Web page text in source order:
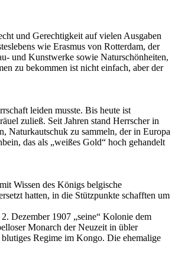
und Gerechtigkeit auf vielen Ausgaben
wie Erasmus von Rotterdam, der
und Kunstwerke sowie Naturschönheiten,
zu bekommen ist nicht einfach, aber der
leiden musste. Bis heute ist
zuließ. Seit Jahren stand Herrscher in
Naturkautschuk zu sammeln, der in Europa
das als „weißes Gold“ hoch gehandelt
Wissen des Königs belgische
hatten, in die Stützpunkte schafften um
Dezember 1907 „seine“ Kolonie dem
Monarch der Neuzeit in übler
Regime im Kongo. Die ehemalige